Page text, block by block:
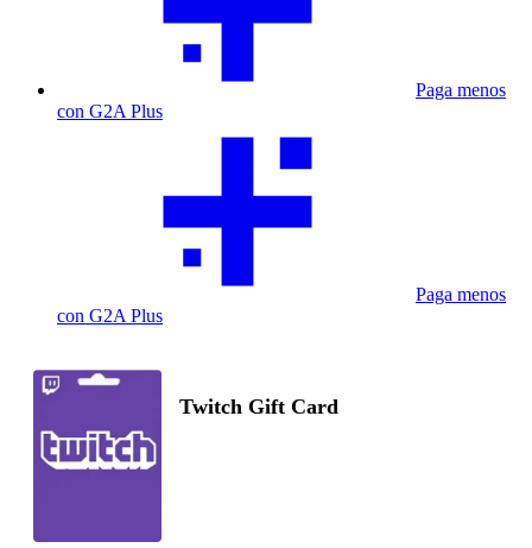
Paga menos
con G2A Plus
Paga menos
con G2A Plus
Twitch Gift Card